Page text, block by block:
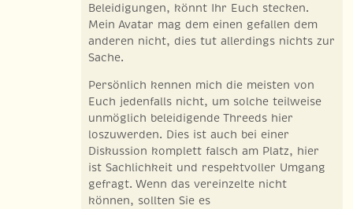
Beleidigungen, könnt Ihr Euch stecken.
Mein Avatar mag dem einen gefallen dem
anderen nicht, dies tut allerdings nichts zur
Sache.
Persönlich kennen mich die meisten von
Euch jedenfalls nicht, um solche teilweise
unmöglich beleidigende Threeds hier
loszuwerden. Dies ist auch bei einer
Diskussion komplett falsch am Platz, hier
ist Sachlichkeit und respektvoller Umgang
gefragt. Wenn das vereinzelte nicht
können, sollten Sie es